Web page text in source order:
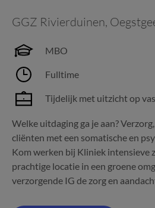
GGZ Rivierduinen,
MBO
Fulltime
Tijdelijk met uitzicht op
Welke uitdaging ga je aan?
cliënten met een somatische en
Kom werken bij Kliniek intensieve
prachtige locatie in een groene
verzorgende IG de zorg en